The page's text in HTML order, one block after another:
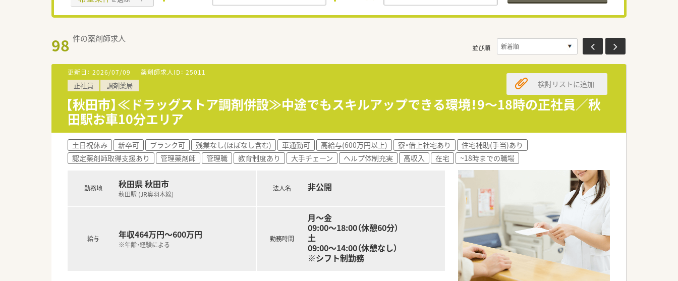
98 件の薬剤師求人
並び順
更新日： 2026/07/09 薬剤師求人ID： 25011
正社員 調剤薬局
【秋田市】≪ドラッグストア調剤併設≫中途でもスキルアップできる環境！9～18時の正社員／秋
田駅お車10分エリア
検討リストに追加
土日祝休み 新卒可 ブランク可 残業なし(ほぼなし含む) 車通勤可 高給与(600万円以上) 寮・借上社宅あり
住宅補助(手当)あり
認定薬剤師取得支援あり
管理薬剤師 管理職 教育制度あり 大手チェーン ヘルプ体制充実 高収入 在宅 ~18時までの職場
勤務地 秋田県 秋田市
秋田駅 (JR奥羽本線)
給与 年収464万円～600万円
※年齢・経験による
法人名 非公開
勤務時間
月～金
09:00～18:00（休憩60分）
土
09:00～14:00（休憩なし）
※シフト制勤務